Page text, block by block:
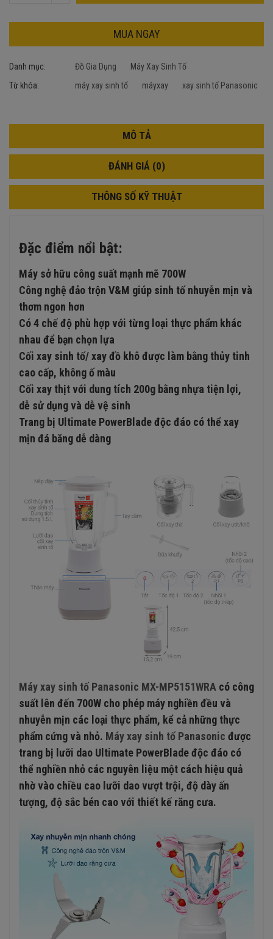
MUA NGAY
Danh mục: Đồ Gia Dụng
Máy Xay Sinh Tố
Từ khóa:
máy xay sinh tố máyxay xay sinh tố Panasonic
MÔ TẢ
ĐÁNH GIÁ (0)
THÔNG SỐ KỸ THUẬT
Đặc điểm nổi bật:
Máy sở hữu công suất mạnh mẽ 700W
Công nghệ đảo trộn V&M giúp sinh tố nhuyễn mịn và
thơm ngon hơn
Có 4 chế độ phù hợp với từng loại thực phẩm khác
nhau để bạn chọn lựa
Cối xay sinh tố/ xay đồ khô được làm bằng thủy tinh
cao cấp, không ố màu
Cối xay thịt với dung tích 200g bằng nhựa tiện lợi,
dễ sử dụng và dễ vệ sinh
Trang bị Ultimate PowerBlade độc đáo có thể xay
mịn đá băng dễ dàng
Máy xay sinh tố Panasonic MX-MP5151WRA có công
suất lên đến 700W cho phép máy nghiền đều và
nhuyễn mịn các loại thực phẩm, kể cả những thực
phẩm cứng và nhỏ. Máy xay sinh tố Panasonic được
trang bị lưỡi dao Ultimate PowerBlade độc đáo có
thể nghiền nhỏ các nguyên liệu một cách hiệu quả
nhờ vào chiều cao lưỡi dao vượt trội, độ dày ấn
tượng, độ sắc bén cao với thiết kế răng cưa.